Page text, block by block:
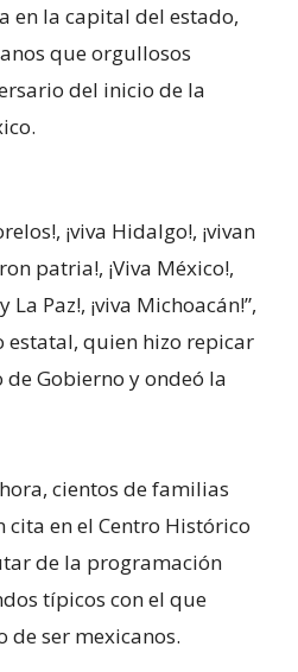
en la capital del estado,
que orgullosos
del inicio de la
¡viva Hidalgo!, ¡vivan
patria!, ¡Viva México!,
La Paz!, ¡viva Michoacán!”,
quien hizo repicar
Gobierno y ondeó la
cientos de familias
cita en el Centro Histórico
de la programación
típicos con el que
ser mexicanos.